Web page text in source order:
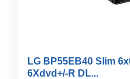
LG BP55EB40 Slim
6Xdvd+/-R DL...